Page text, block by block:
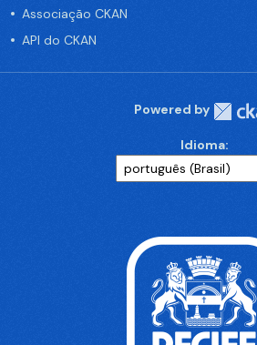
Associação CKAN
API do CKAN
Powered by
Idioma